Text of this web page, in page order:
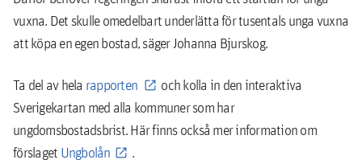
vuxna. Det skulle omedelbart underlätta för tusentals unga vuxna
att köpa en egen bostad, säger Johanna Bjurskog.
Ta del av hela rapporten
och kolla in den interaktiva
Sverigekartan med alla kommuner som har
ungdomsbostadsbrist. Här finns också mer information om
förslaget Ungbolån .